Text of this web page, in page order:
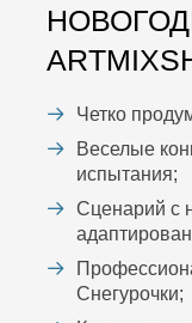
Четко
Веселые
испытания;
Сценарий с
Снегурочки;